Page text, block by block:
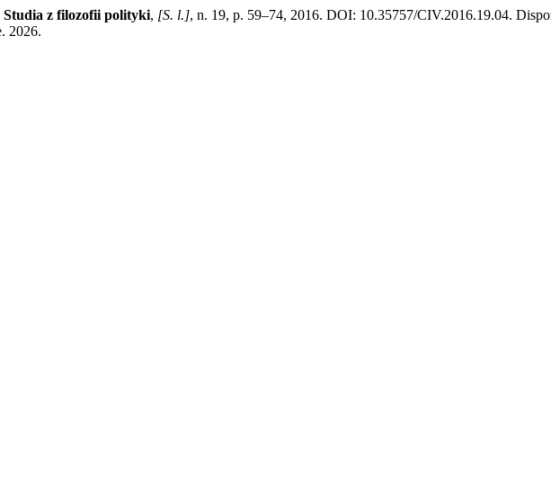
Studia z filozofii polityki, [S. l.], n. 19, p. 59–74, 2016. DOI: 10.35757/CIV.2016.19.04.
2026.